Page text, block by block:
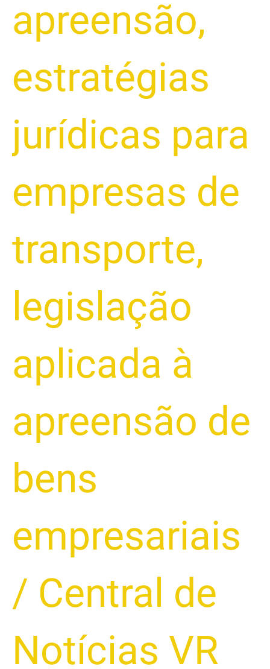
apreensão,
estratégias
jurídicas para
empresas de
transporte,
legislação
aplicada à
apreensão de
bens
empresariais
/ Central de
Notícias VR